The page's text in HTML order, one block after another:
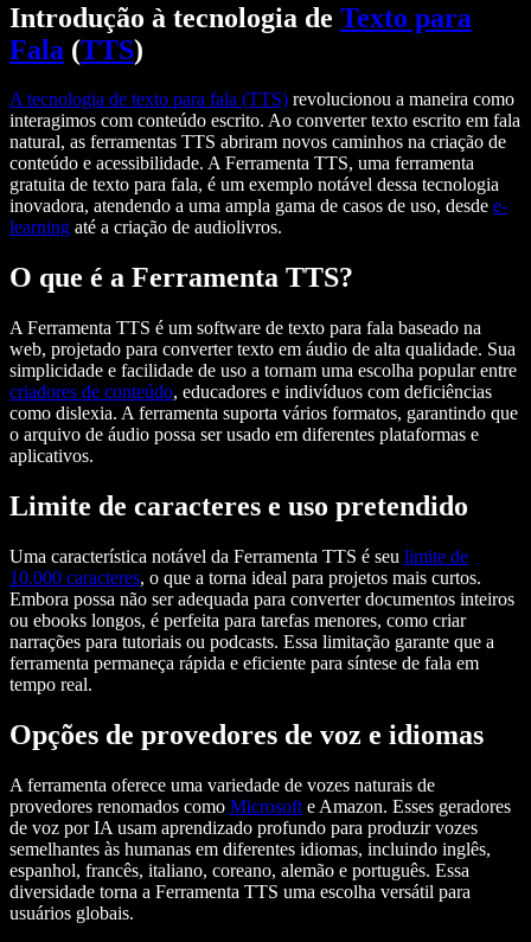
Introdução à tecnologia de Texto para
Fala (TTS)
A tecnologia de texto para fala (TTS) revolucionou a maneira como
interagimos com conteúdo escrito. Ao converter texto escrito em fala
natural, as ferramentas TTS abriram novos caminhos na criação de
conteúdo e acessibilidade. A Ferramenta TTS, uma ferramenta
gratuita de texto para fala, é um exemplo notável dessa tecnologia
inovadora, atendendo a uma ampla gama de casos de uso, desde e-
learning até a criação de audiolivros.
O que é a Ferramenta TTS?
A Ferramenta TTS é um software de texto para fala baseado na
web, projetado para converter texto em áudio de alta qualidade. Sua
simplicidade e facilidade de uso a tornam uma escolha popular entre
criadores de conteúdo, educadores e indivíduos com deficiências
como dislexia. A ferramenta suporta vários formatos, garantindo que
o arquivo de áudio possa ser usado em diferentes plataformas e
aplicativos.
Limite de caracteres e uso pretendido
Uma característica notável da Ferramenta TTS é seu limite de
10.000 caracteres, o que a torna ideal para projetos mais curtos.
Embora possa não ser adequada para converter documentos inteiros
ou ebooks longos, é perfeita para tarefas menores, como criar
narrações para tutoriais ou podcasts. Essa limitação garante que a
ferramenta permaneça rápida e eficiente para síntese de fala em
tempo real.
Opções de provedores de voz e idiomas
A ferramenta oferece uma variedade de vozes naturais de
provedores renomados como Microsoft e Amazon. Esses geradores
de voz por IA usam aprendizado profundo para produzir vozes
semelhantes às humanas em diferentes idiomas, incluindo inglês,
espanhol, francês, italiano, coreano, alemão e português. Essa
diversidade torna a Ferramenta TTS uma escolha versátil para
usuários globais.